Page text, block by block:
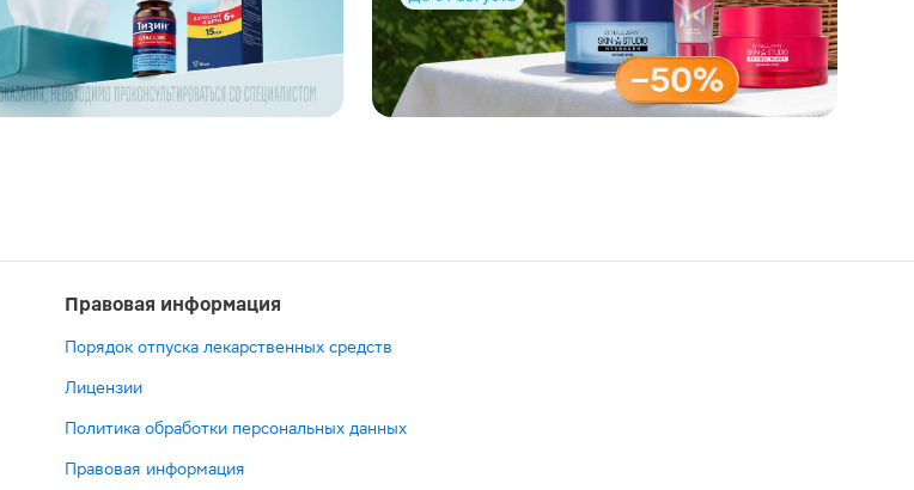
Правовая информация
Порядок отпуска лекарственных средств
Лицензии
Политика обработки персональных данных
Правовая информация